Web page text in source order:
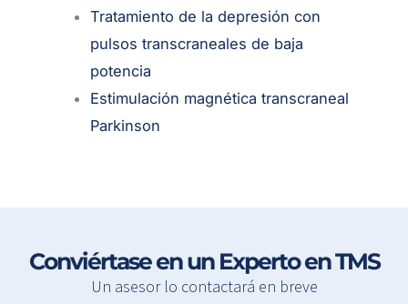
Tratamiento de la depresión con
pulsos transcraneales de baja
potencia
Estimulación magnética transcraneal
Parkinson
Conviértase en un Experto en TMS
Un asesor lo contactará en breve